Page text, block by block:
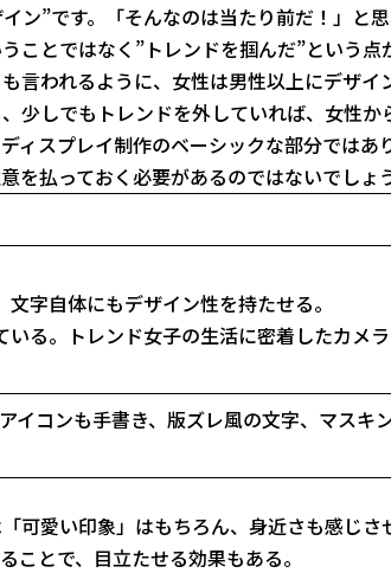
ン”です。「そんなのは当たり前だ！」と
ことではなく”トレンドを掴んだ”という点
言われるように、女性は男性以上にデザイ
少しでもトレンドを外していれば、女性
ィスプレイ制作のベーシックな部分では
を払っておく必要があるのではないでしょ
字自体にもデザイン性を持たせる。
る。トレンド女子の生活に密着したカメ
イコンも手書き、版ズレ風の文字、マスキ
可愛い印象」はもちろん、身近さも感じさ
ことで、目立たせる効果もある。